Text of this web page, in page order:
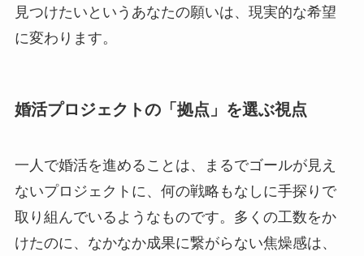
見つけたいというあなたの願いは、現実的な希望
に変わります。
婚活プロジェクトの「拠点」を選ぶ視点
一人で婚活を進めることは、まるでゴールが見え
ないプロジェクトに、何の戦略もなしに手探りで
取り組んでいるようなものです。多くの工数をか
けたのに、なかなか成果に繋がらない焦燥感は、